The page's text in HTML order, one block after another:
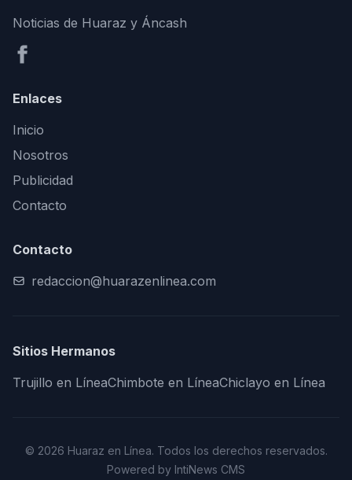
Noticias de Huaraz y Áncash
Enlaces
Inicio
Nosotros
Publicidad
Contacto
Contacto
redaccion@huarazenlinea.com
Sitios Hermanos
Trujillo en LíneaChimbote en LíneaChiclayo en Línea
© 2026 Huaraz en Línea. Todos los derechos reservados.
Powered by IntiNews CMS